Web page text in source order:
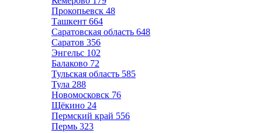
Прокопьевск 48
Ташкент 664
Саратовская область 648
Саратов 356
Энгельс 102
Балаково 72
Тульская область 585
Тула 288
Новомосковск 76
Щёкино 24
Пермский край 556
Пермь 323